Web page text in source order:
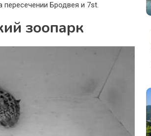
Бродвея и 7st.
зоопарк